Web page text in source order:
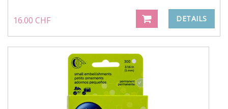
16.00 CHF DETAILS